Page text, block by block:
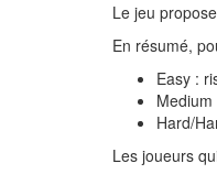
Le jeu
En résumé,
Easy :
Hard/
Les joueurs